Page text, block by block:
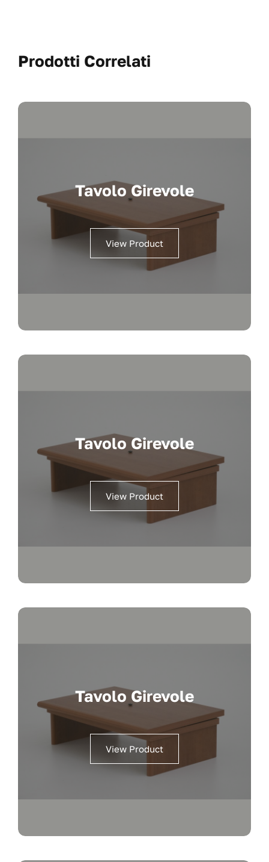
Prodotti Correlati
Tavolo Girevole
View Product
Tavolo Girevole
View Product
Tavolo Girevole
View Product